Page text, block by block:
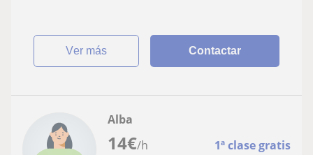
ver más Contactar
14€/h 1ª clase gratis
Alba